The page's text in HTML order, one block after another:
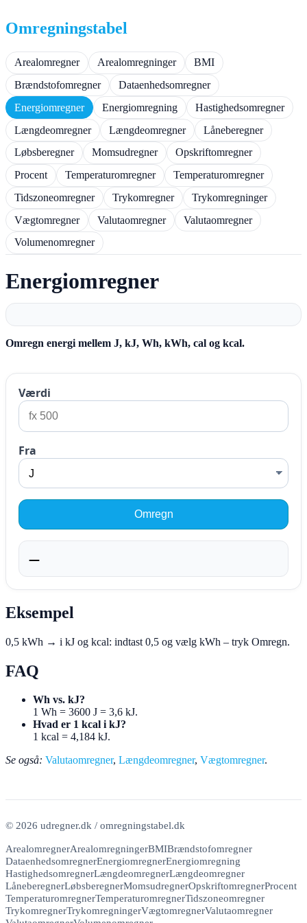
til
indhold
Omregningstabel
Arealomregner Arealomregninger
BMI
Brændstofomregner
Dataenhedsomregner
Energiomregner
Energiomregning
Hastighedsomregner
Længdeomregner
Længdeomregner
Låneberegner
Løbsberegner
Momsudregner
Opskriftomregner
Procent
Temperaturomregner
Temperaturomregner
Tidszoneomregner
Trykomregner
Trykomregninger
Vægtomregner
Valutaomregner
Valutaomregner
Volumenomregner
Energiomregner
Omregn energi mellem J, kJ, Wh, kWh, cal og kcal.
Eksempel
0,5 kWh → i kJ og kcal: indtast 0,5 og vælg kWh – tryk Omregn.
FAQ
Wh vs. kJ?
1 Wh = 3600 J = 3,6 kJ.
Hvad er 1 kcal i kJ?
1 kcal = 4,184 kJ.
Se også: Valutaomregner, Længdeomregner, Vægtomregner.
© 2026 udregner.dk / omregningstabel.dk
ArealomregnerArealomregningerBMIBrændstofomregner
DataenhedsomregnerEnergiomregnerEnergiomregning
HastighedsomregnerLængdeomregnerLængdeomregner
LåneberegnerLøbsberegnerMomsudregnerOpskriftomregnerProcent
TemperaturomregnerTemperaturomregnerTidszoneomregner
TrykomregnerTrykomregningerVægtomregnerValutaomregner